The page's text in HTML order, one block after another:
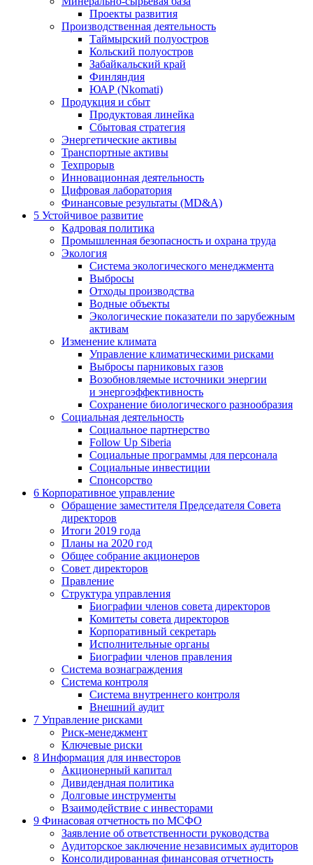
Проекты развития
Производственная деятельность
Таймырский полуостров
Кольский полуостров
Забайкальский край
Финляндия
ЮАР (Nkomati)
Продукция и сбыт
Продуктовая линейка
Сбытовая стратегия
Энергетические активы
Транспортные активы
Техпрорыв
Инновационная деятельность
Цифровая лаборатория
Финансовые результаты (MD&A)
5 Устойчивое развитие
Кадровая политика
Промышленная безопасность и охрана труда
Экология
Система экологического менеджмента
Выбросы
Отходы производства
Водные объекты
Экологические показатели по зарубежным
активам
Изменение климата
Управление климатическими рисками
Выбросы парниковых газов
Возобновляемые источники энергии
и энергоэффективность
Сохранение биологического разнообразия
Социальная деятельность
Социальное партнерство
Follow Up Siberia
Социальные программы для персонала
Социальные инвестиции
Спонсорство
6 Корпоративное управление
Обращение заместителя Председателя Совета
директоров
Итоги 2019 года
Планы на 2020 год
Общее собрание акционеров
Совет директоров
Правление
Структура управления
Биографии членов совета директоров
Комитеты совета директоров
Корпоративный секретарь
Исполнительные органы
Биографии членов правления
Система вознаграждения
Система контроля
Система внутреннего контроля
Внешний аудит
7 Управление рисками
Риск-менеджмент
Ключевые риски
8 Информация для инвесторов
Акционерный капитал
Дивидендная политика
Долговые инструменты
Взаимодействие с инвеcторами
9 Финасовая отчетность по МСФО
Заявление об ответственности руководства
Аудиторское заключение независимых аудиторов
Консолидированная финансовая отчетность